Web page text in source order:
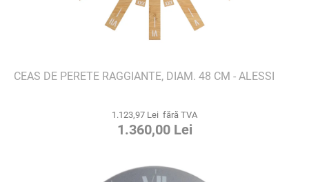
CEAS DE PERETE RAGGIANTE, DIAM. 48 CM - ALESSI
1.123,97 Lei fără TVA
1.360,00 Lei